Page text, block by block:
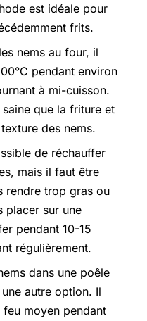
est idéale pour
frits.
nems au four, il
pendant environ
à mi-cuisson.
que la friture et
des nems.
de réchauffer
mais il faut être
rendre trop gras ou
placer sur une
pendant 10-15
régulièrement.
dans une poêle
autre option. Il
moyen pendant